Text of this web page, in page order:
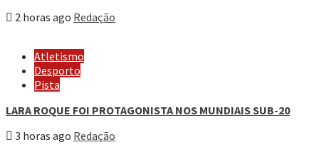
2 horas ago Redação
Atletismo
Desporto
Pista
LARA ROQUE FOI PROTAGONISTA NOS MUNDIAIS SUB-20
3 horas ago Redação